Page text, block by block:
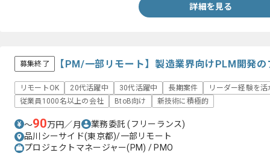
詳細を見る
募集終了 【PM/一部リモート】製造業界向けPLM開発
リモートOK 20代活躍中 30代活躍中 長期案件
リーダー経験を活
従業員1000名以上の会社
BtoB向け 新技術に積極的
〜90万円／月 業務委託(フリーランス)
品川シーサイド(東京都)/一部リモート
プロジェクトマネージャー(PM) / PMO